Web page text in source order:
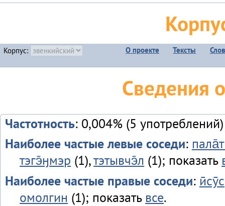
Корпус: О проекте Тексты
Сведения
Частотность: 0,004% (5 употреблений)
Наиболее частые левые соседи:
тэгэ̄ӈмэр (1),тэтывчэ̄л (1); показать
Наиболее частые правые соседи: ӣсӯс
омолгин (1); показать все.